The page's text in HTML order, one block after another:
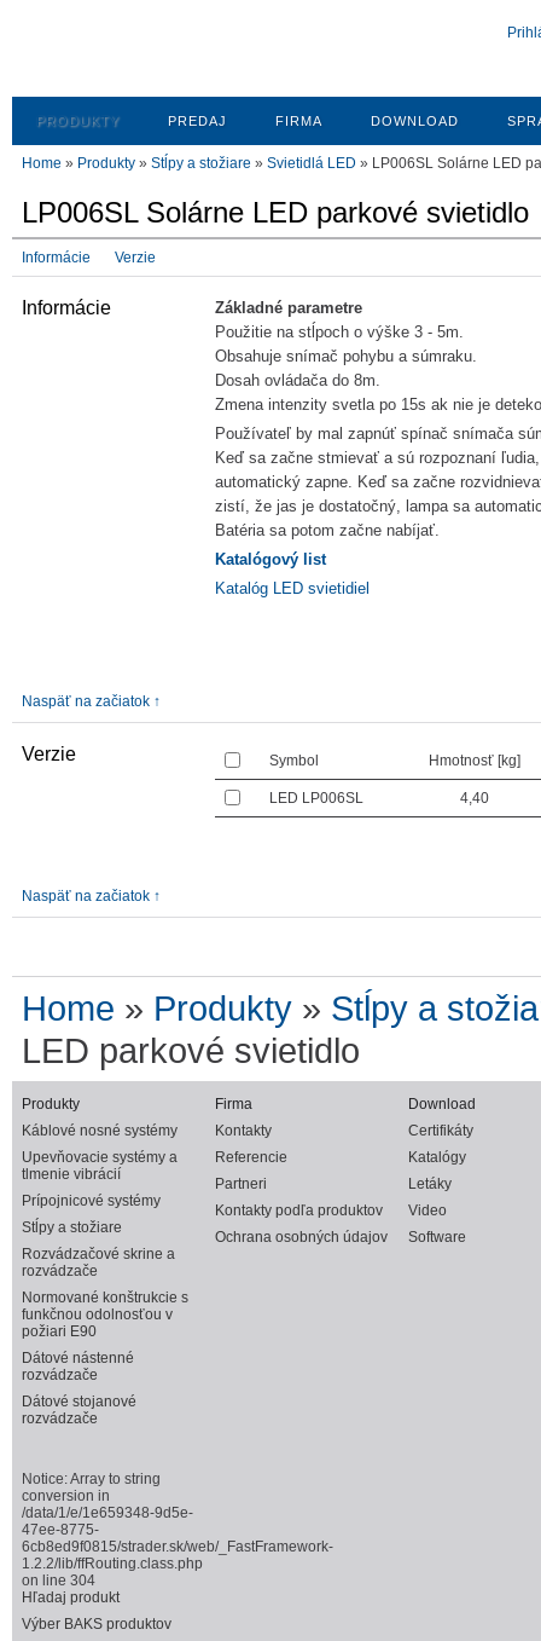
PRODUKTY PREDAJ FIRMA DOWNLOAD
Home » Produkty » Stĺpy a stožiare » Svietidlá LED » LP006SL Solárne LED
LP006SL Solárne LED parkové svietidlo
Informácie Verzie
Informácie
Základné parametre
Použitie na stĺpoch o výške 3 - 5m.
Obsahuje snímač pohybu a súmraku.
Dosah ovládača do 8m.
Zmena intenzity svetla po 15s ak nie je
Používateľ by mal zapnúť spínač snímača
Keď sa začne stmievať a sú rozpoznaní
automatický zapne. Keď sa začne
zistí, že jas je dostatočný, lampa sa
Batéria sa potom začne nabíjať.
Katalógový list
Katalóg LED svietidiel
Naspäť na začiatok ↑
Verzie Symbol Hmotnosť [kg]
LED LP006SL 4,40
Naspäť na začiatok ↑
Home » Produkty » Stĺpy a
LED parkové svietidlo
Produkty
Káblové nosné systémy
Upevňovacie systémy a
tlmenie vibrácií
Prípojnicové systémy
Stĺpy a stožiare
Rozvádzačové skrine a
rozvádzače
Normované konštrukcie s
funkčnou odolnosťou v
požiari E90
Dátové nástenné
rozvádzače
Dátové stojanové
rozvádzače
Notice: Array to string
conversion in
/data/1/e/1e659348-9d5e-
47ee-8775-
6cb8ed9f0815/strader.sk/web/_FastFramework-
1.2.2/lib/ffRouting.class.php
on line 304
Hľadaj produkt
Výber BAKS produktov
Firma
Kontakty
Referencie
Partneri
Kontakty podľa produktov
Ochrana osobných údajov
Download
Certifikáty
Katalógy
Letáky
Video
Software